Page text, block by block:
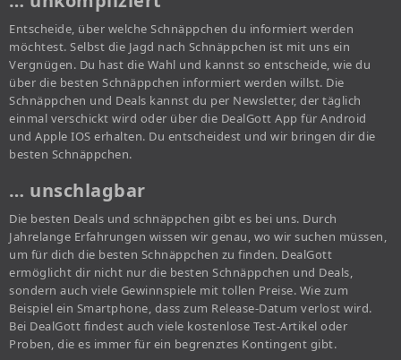
Entscheide, über welche Schnäppchen du informiert werden
möchtest. Selbst die Jagd nach Schnäppchen ist mit uns ein
Vergnügen. Du hast die Wahl und kannst so entscheide, wie du
über die besten Schnäppchen informiert werden willst. Die
Schnäppchen und Deals kannst du per Newsletter, der täglich
einmal verschickt wird oder über die DealGott App für Android
und Apple IOS erhalten. Du entscheidest und wir bringen dir die
besten Schnäppchen.
… unschlagbar
Die besten Deals und schnäppchen gibt es bei uns. Durch
Jahrelange Erfahrungen wissen wir genau, wo wir suchen müssen,
um für dich die besten Schnäppchen zu finden. DealGott
ermöglicht dir nicht nur die besten Schnäppchen und Deals,
sondern auch viele Gewinnspiele mit tollen Preise. Wie zum
Beispiel ein Smartphone, dass zum Release-Datum verlost wird.
Bei DealGott findest auch viele kostenlose Test-Artikel oder
Proben, die es immer für ein begrenztes Kontingent gibt.